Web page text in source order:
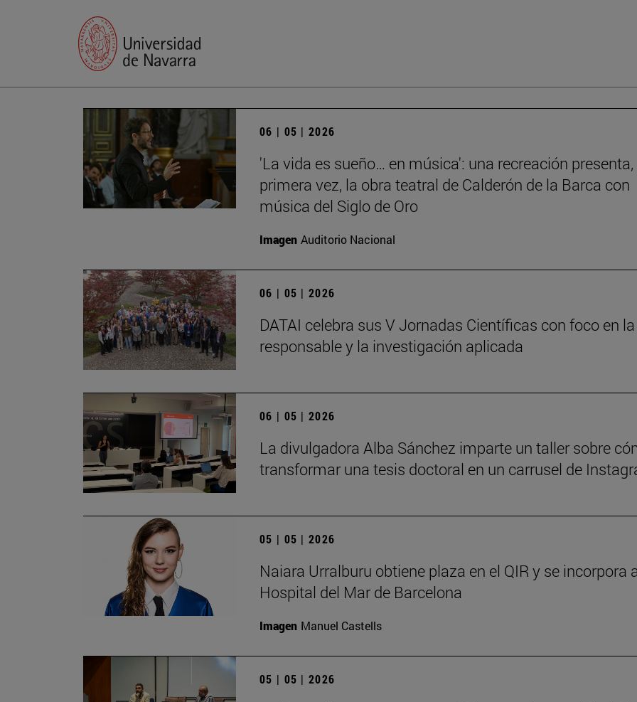
06 | 05 | 2026
'La vida es sueño… en música': una recreación
primera vez, la obra teatral de Calderón de la Barca con
música del Siglo de Oro
Imagen Auditorio Nacional
06 | 05 | 2026
DATAI celebra sus V Jornadas Científicas con foco en
responsable y la investigación aplicada
06 | 05 | 2026
La divulgadora Alba Sánchez imparte un taller sobre
transformar una tesis doctoral en un carrusel de
05 | 05 | 2026
Naiara Urralburu obtiene plaza en el QIR y se incorpora
Hospital del Mar de Barcelona
Imagen Manuel Castells
05 | 05 | 2026